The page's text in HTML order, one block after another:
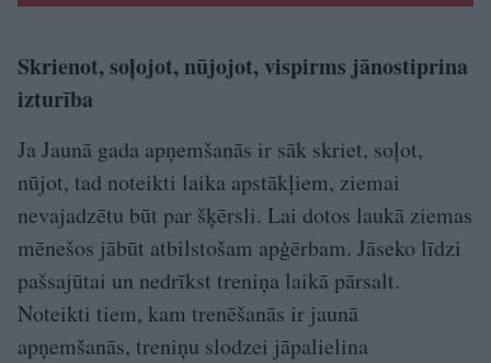
Skrienot, soļojot, nūjojot, vispirms jānostiprina
izturība
Ja Jaunā gada apņemšanās ir sāk skriet, soļot,
nūjot, tad noteikti laika apstākļiem, ziemai
nevajadzētu būt par šķērsli. Lai dotos laukā ziemas
mēnešos jābūt atbilstošam apģērbam. Jāseko līdzi
pašsajūtai un nedrīkst treniņa laikā pārsalt.
Noteikti tiem, kam trenēšanās ir jaunā
apņemšanās, treniņu slodzei jāpalielina